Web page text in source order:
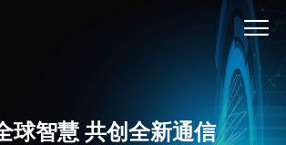
球智慧 共创全新通信